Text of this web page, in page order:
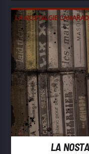
LA NOSTALGIE
LA